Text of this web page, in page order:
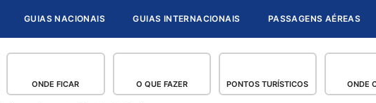
GUIAS NACIONAIS GUIAS INTERNACIONAIS PASSAGENS AÉREAS
ONDE FICAR O QUE FAZER PONTOS TURÍSTICOS ONDE